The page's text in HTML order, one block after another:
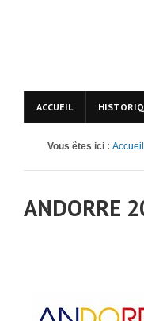
ACCUEIL
Vous êtes ici : Accueil
ANDORRE